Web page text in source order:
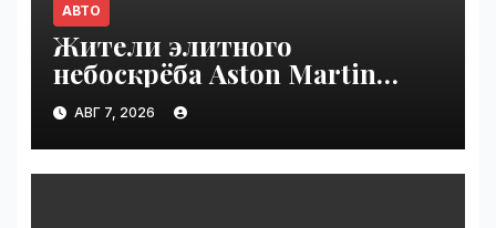
АВТО
Жители элитного
небоскрёба Aston Martin
пожаловались на трещины
в стенах | VseTime.ru
АВГ 7, 2026